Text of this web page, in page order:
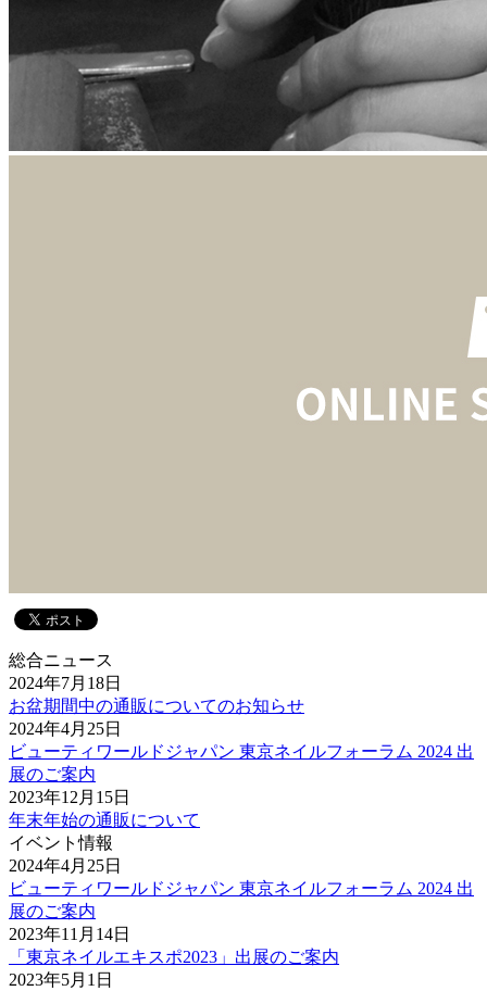
総合ニュース
2024年7月18日
お盆期間中の通販についてのお知らせ
2024年4月25日
ビューティワールドジャパン 東京ネイルフォーラム 2024 出
展のご案内
2023年12月15日
年末年始の通販について
イベント情報
2024年4月25日
ビューティワールドジャパン 東京ネイルフォーラム 2024 出
展のご案内
2023年11月14日
「東京ネイルエキスポ2023」出展のご案内
2023年5月1日